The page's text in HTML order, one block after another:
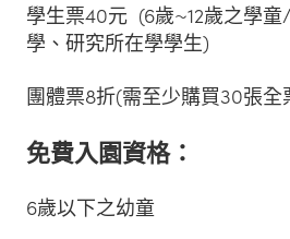
學生票40元 (6歲~12歲之學
學、研究所在學學生)
團體票8折(需至少購買30張全
免費入園資格：
6歲以下之幼童